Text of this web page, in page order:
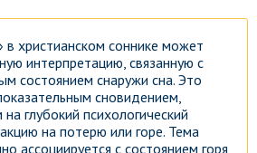
в христианском соннике может
интерпретацию, связанную с
состоянием снаружи сна. Это
сновидением,
глубокий психологический
на потерю или горе. Тема
ассоциируется с состоянием горя